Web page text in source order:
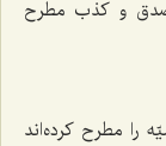
صدق و کذب مطرح
را مطرح کرده‌اند